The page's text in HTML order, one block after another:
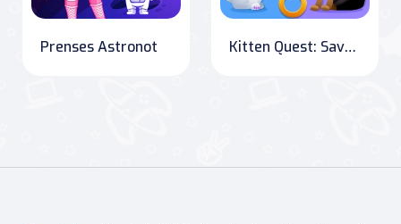
Prenses Astronot Kitten Quest: Save Mom and Solve Puzzles